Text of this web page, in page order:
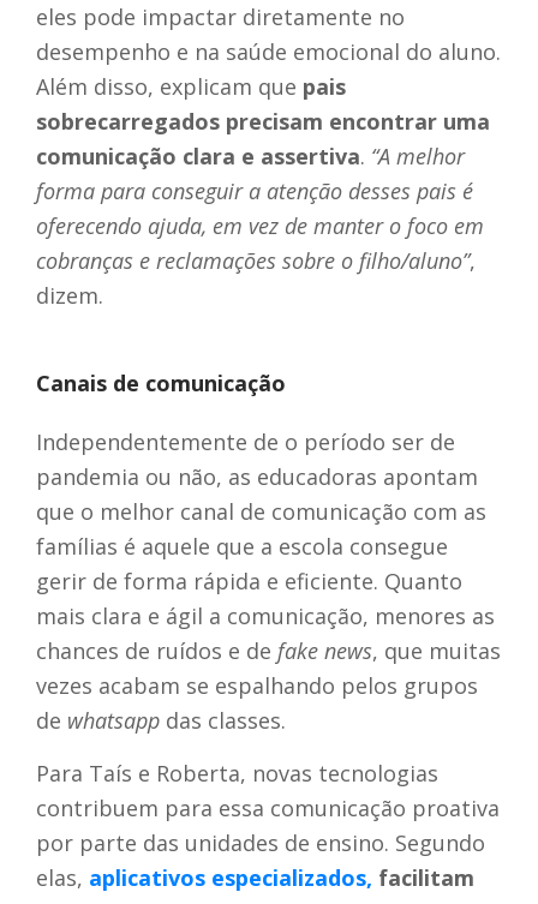
eles pode impactar diretamente no
desempenho e na saúde emocional do aluno.
Além disso, explicam que pais
sobrecarregados precisam encontrar uma
comunicação clara e assertiva. “A melhor
forma para conseguir a atenção desses pais é
oferecendo ajuda, em vez de manter o foco em
cobranças e reclamações sobre o filho/aluno”,
dizem.
Canais de comunicação
Independentemente de o período ser de
pandemia ou não, as educadoras apontam
que o melhor canal de comunicação com as
famílias é aquele que a escola consegue
gerir de forma rápida e eficiente. Quanto
mais clara e ágil a comunicação, menores as
chances de ruídos e de fake news, que muitas
vezes acabam se espalhando pelos grupos
de whatsapp das classes.
Para Taís e Roberta, novas tecnologias
contribuem para essa comunicação proativa
por parte das unidades de ensino. Segundo
elas, aplicativos especializados, facilitam